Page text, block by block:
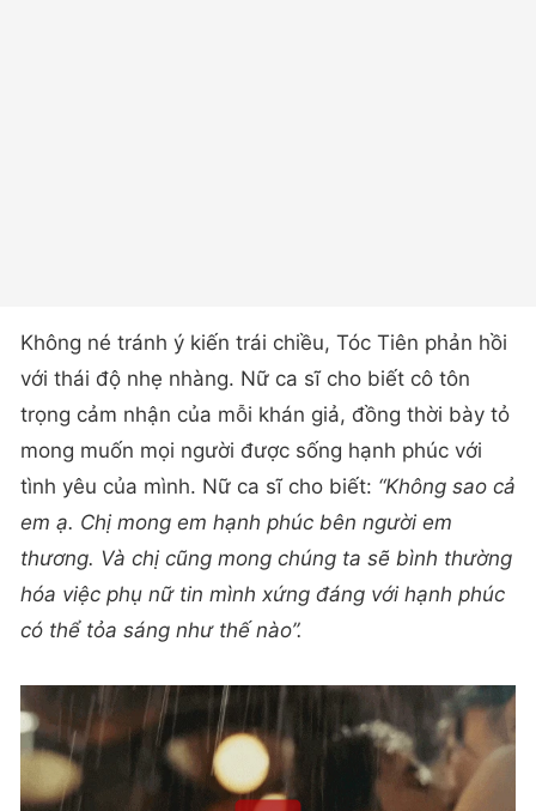
Không né tránh ý kiến trái chiều, Tóc Tiên phản hồi
với thái độ nhẹ nhàng. Nữ ca sĩ cho biết cô tôn
trọng cảm nhận của mỗi khán giả, đồng thời bày tỏ
mong muốn mọi người được sống hạnh phúc với
tình yêu của mình. Nữ ca sĩ cho biết: “Không sao cả
em ạ. Chị mong em hạnh phúc bên người em
thương. Và chị cũng mong chúng ta sẽ bình thường
hóa việc phụ nữ tin mình xứng đáng với hạnh phúc
có thể tỏa sáng như thế nào”.